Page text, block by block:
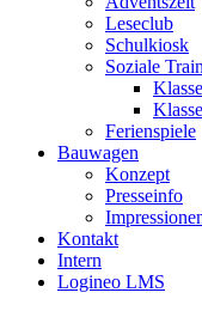
Leseclub
Schulkiosk
Soziale
Ferienspiele
Bauwagen
Konzept
Presseinfo
Kontakt
Intern
Logineo LMS